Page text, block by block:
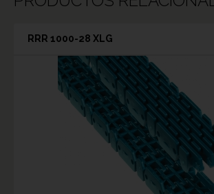
RRR 1000-28 XLG